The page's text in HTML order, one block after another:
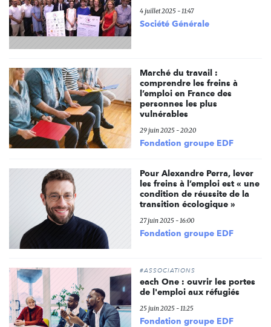
4 juillet 2025 - 11:47
Société Générale
Marché du travail :
comprendre les freins à
l’emploi en France des
personnes les plus
vulnérables
29 juin 2025 - 20:20
Fondation groupe EDF
Pour Alexandre Perra, lever
les freins à l’emploi est « une
condition de réussite de la
transition écologique »
27 juin 2025 - 16:00
Fondation groupe EDF
#ASSOCIATIONS
each One : ouvrir les portes
de l'emploi aux réfugiés
25 juin 2025 - 11:25
Fondation groupe EDF